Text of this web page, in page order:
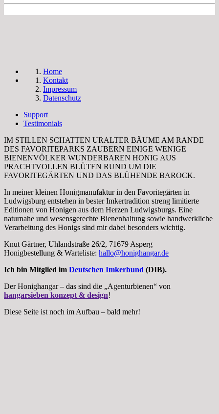
Home
Kontakt
Impressum
Datenschutz
Support
Testimonials
IM STILLEN SCHATTEN URALTER BÄUME AM RANDE
DES FAVORITEPARKS ZAUBERN EINIGE WENIGE
BIENENVÖLKER WUNDERBAREN HONIG AUS
PRACHTVOLLEN BLÜTEN RUND UM DIE
FAVORITEGÄRTEN UND DAS BLÜHENDE BAROCK.
In meiner kleinen Honigmanufaktur in den Favoritegärten in
Ludwigsburg entstehen in bester Imkertradition streng limitierte
Editionen von Honigen aus dem Herzen Ludwigsburgs. Eine
naturnahe und wesensgerechte Bienenhaltung sowie handwerkliche
Verarbeitung des Honigs sind mir dabei besonders wichtig.
Knut Gärtner, Uhlandstraße 26/2, 71679 Asperg
Honigbestellung & Warteliste: hallo@honighangar.de
Ich bin Mitglied im Deutschen Imkerbund (DIB).
Der Honighangar – das sind die „Agenturbienen“ von
hangarsieben konzept & design!
Diese Seite ist noch im Aufbau – bald mehr!